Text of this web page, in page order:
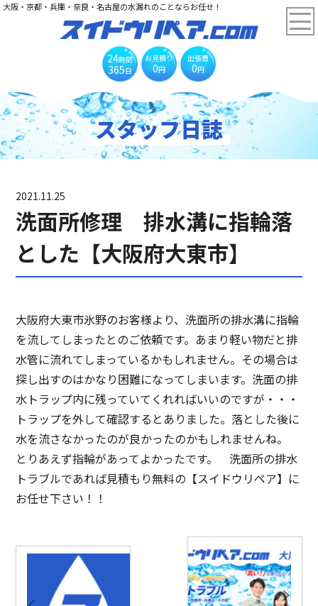
大阪・京都・兵庫・奈良・名古屋の水漏れのことならお任せ！
24時間
365日
お見積り
0円
出張費
0円
スタッフ日誌
2021.11.25
洗面所修理 排水溝に指輪落
とした【大阪府大東市】
大阪府大東市氷野のお客様より、洗面所の排水溝に指輪
を流してしまったとのご依頼です。あまり軽い物だと排
水管に流れてしまっているかもしれません。その場合は
探し出すのはかなり困難になってしまいます。洗面の排
水トラップ内に残っていてくれればいいのですが・・・
トラップを外して確認するとありました。落とした後に
水を流さなかったのが良かったのかもしれませんね。
とりあえず指輪があってよかったです。 洗面所の排水
トラブルであれば見積もり無料の【スイドウリペア】に
お任せ下さい！！